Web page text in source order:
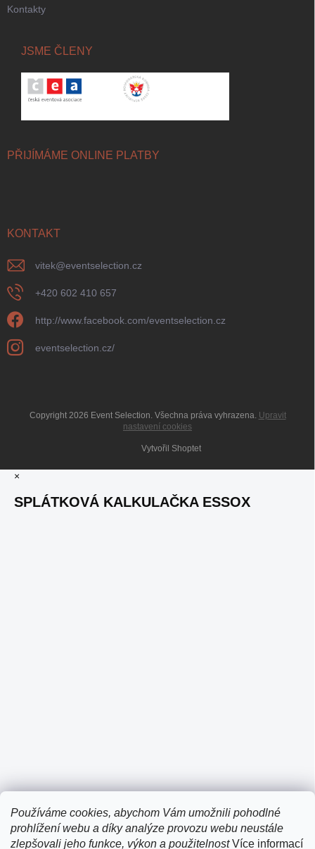
Používáme cookies, abychom Vám umožnili pohodlné
prohlížení webu a díky analýze provozu webu neustále
zlepšovali jeho funkce, výkon a použitelnostVíce informací
Kontakty
JSME ČLENY
PŘIJÍMÁME ONLINE PLATBY
KONTAKT
vitek@eventselection.cz
+420 602 410 657
http://www.facebook.com/eventselection.cz
eventselection.cz/
Vytvořil Shoptet
Copyright 2026 Event Selection. Všechna práva vyhrazena. Upravit
nastavení cookies
×
SPLÁTKOVÁ KALKULAČKA ESSOX